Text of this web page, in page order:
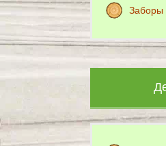
Заборы